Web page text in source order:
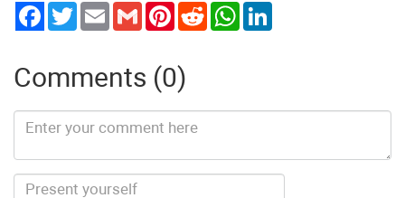
TwitterEmail Gmail PinterestReddit WhatsApp
Comments (0)